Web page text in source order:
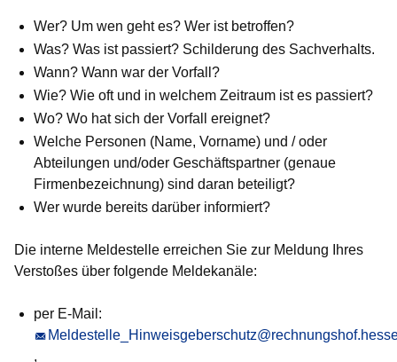
Wer? Um wen geht es? Wer ist betroffen?
Was? Was ist passiert? Schilderung des Sachverhalts.
Wann? Wann war der Vorfall?
Wie? Wie oft und in welchem Zeitraum ist es passiert?
Wo? Wo hat sich der Vorfall ereignet?
Welche Personen (Name, Vorname) und / oder
Abteilungen und/oder Geschäftspartner (genaue
Firmenbezeichnung) sind daran beteiligt?
Wer wurde bereits darüber informiert?
Die interne Meldestelle erreichen Sie zur Meldung Ihres
Verstoßes über folgende Meldekanäle:
per E-Mail:
,